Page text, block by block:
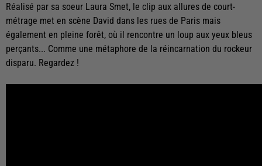
Réalisé par sa soeur Laura Smet, le clip aux allures de court-
métrage met en scène David dans les rues de Paris mais
également en pleine forêt, où il rencontre un loup aux yeux bleus
perçants... Comme une métaphore de la réincarnation du rockeur
disparu. Regardez !